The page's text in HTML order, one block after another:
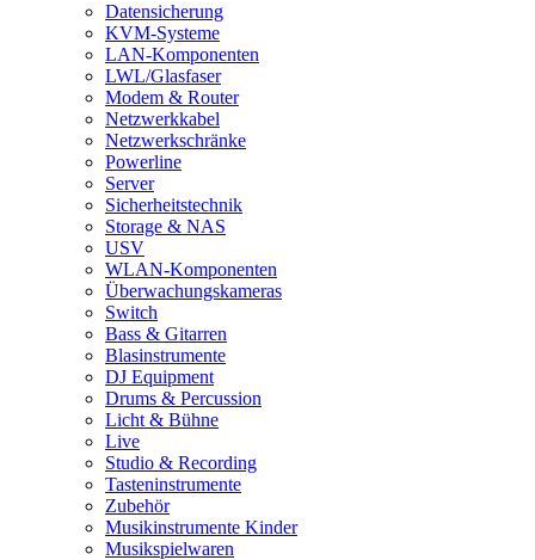
Datensicherung
KVM-Systeme
LAN-Komponenten
LWL/Glasfaser
Modem & Router
Netzwerkkabel
Netzwerkschränke
Powerline
Server
Sicherheitstechnik
Storage & NAS
USV
WLAN-Komponenten
Überwachungskameras
Switch
Bass & Gitarren
Blasinstrumente
DJ Equipment
Drums & Percussion
Licht & Bühne
Live
Studio & Recording
Tasteninstrumente
Zubehör
Musikinstrumente Kinder
Musikspielwaren